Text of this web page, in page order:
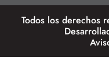
Todos los derechos